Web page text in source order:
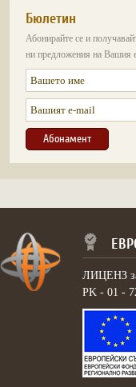
Бюлетин
Абонирайте се и
ни предложения на Вашия
ЛИЦЕНЗ за
PK - 01 -